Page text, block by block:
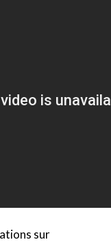
sur